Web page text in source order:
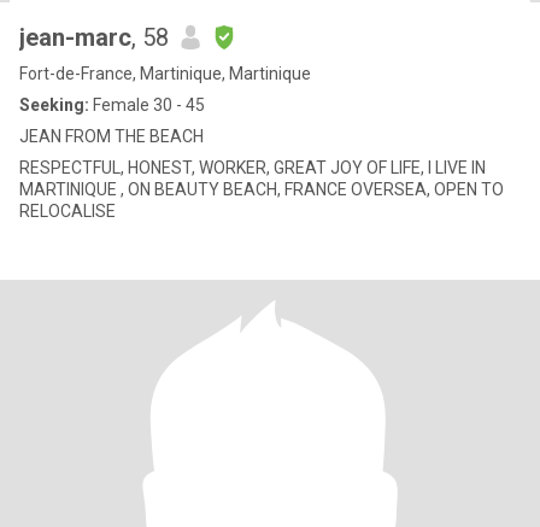
jean-marc, 58
Fort-de-France, Martinique, Martinique
Seeking: Female 30 - 45
JEAN FROM THE BEACH
RESPECTFUL, HONEST, WORKER, GREAT JOY OF LIFE, I LIVE IN
MARTINIQUE , ON BEAUTY BEACH, FRANCE OVERSEA, OPEN TO
RELOCALISE